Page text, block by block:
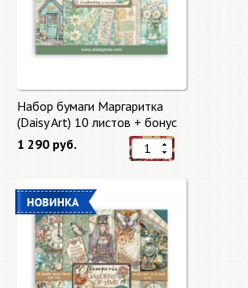
Набор бумаги Маргаритка
(Daisy Art) 10 листов + бонус
от Stamperia
1 290 руб.